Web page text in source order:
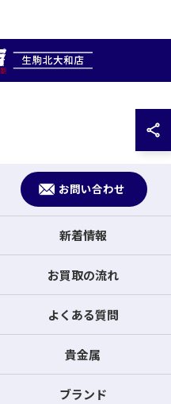
お問い合わせ
新着情報
お買取の流れ
よくある質問
貴金属
ブランド